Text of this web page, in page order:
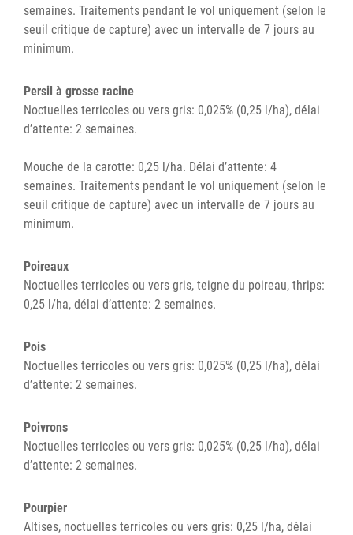
semaines. Traitements pendant le vol uniquement (selon le
seuil critique de capture) avec un intervalle de 7 jours au
minimum.
Persil à grosse racine
Noctuelles terricoles ou vers gris: 0,025% (0,25 l/ha), délai
d’attente: 2 semaines.
Mouche de la carotte: 0,25 l/ha. Délai d’attente: 4
semaines. Traitements pendant le vol uniquement (selon le
seuil critique de capture) avec un intervalle de 7 jours au
minimum.
Poireaux
Noctuelles terricoles ou vers gris, teigne du poireau, thrips:
0,25 l/ha, délai d’attente: 2 semaines.
Pois
Noctuelles terricoles ou vers gris: 0,025% (0,25 l/ha), délai
d’attente: 2 semaines.
Poivrons
Noctuelles terricoles ou vers gris: 0,025% (0,25 l/ha), délai
d’attente: 2 semaines.
Pourpier
Altises, noctuelles terricoles ou vers gris: 0,25 l/ha, délai